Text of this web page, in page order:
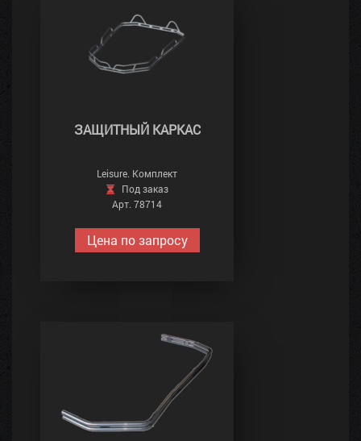
ЗАЩИТНЫЙ КАРКАС
Leisure. Комплект
Под заказ
Арт. 78714
Цена по запросу